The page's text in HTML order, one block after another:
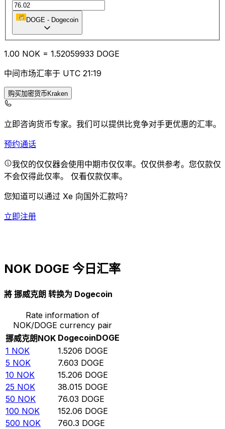
DOGE - Dogecoin
1.00 NOK = 1.52059933 DOGE
中间市场汇率于 UTC 21:19
购买加密货币Kraken
立即咨询货币专家。 我们可以提供比竞争对手更优惠的汇率。
预约通话
我仅的仅仅器会使用中期市仅仅率。仅仅供参考。您仅款仅
不会仅得此仅率。 仅看仅款仅率。
您知道可以通过 Xe 向国外汇款吗？
立即注册
NOK DOGE 今日汇率
將 挪威克朗 转换为 Dogecoin
Rate information of
NOK/DOGE currency pair
挪威克朗NOK DogecoinDOGE
1 NOK 1.5206 DOGE
5 NOK 7.603 DOGE
10 NOK 15.206 DOGE
25 NOK 38.015 DOGE
50 NOK 76.03 DOGE
100 NOK 152.06 DOGE
500 NOK 760.3 DOGE